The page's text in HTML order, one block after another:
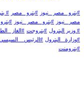
#بترو _مصر _نيوز #بترو _مصر #
مصر_ نيوز
#بترو_ مصر _نيوز
# وزير البترول #بتروجت #الغاز
#وزارة _البترول #الرئيس _
#بترومنت